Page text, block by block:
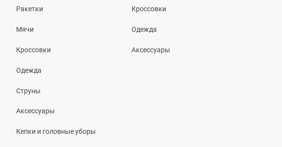
Ракетки
Мячи
Кроссовки
Одежда
Струны
Аксессуары
Кепки и головные уборы
Кроссовки
Одежда
Аксессуары